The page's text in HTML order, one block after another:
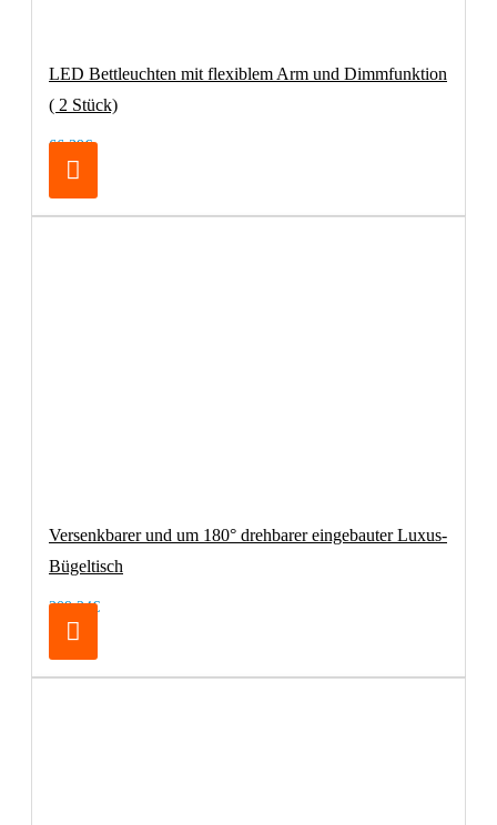
LED Bettleuchten mit flexiblem Arm und Dimmfunktion
( 2 Stück)
66,39€
Versenkbarer und um 180° drehbarer eingebauter Luxus-
Bügeltisch
209,24€